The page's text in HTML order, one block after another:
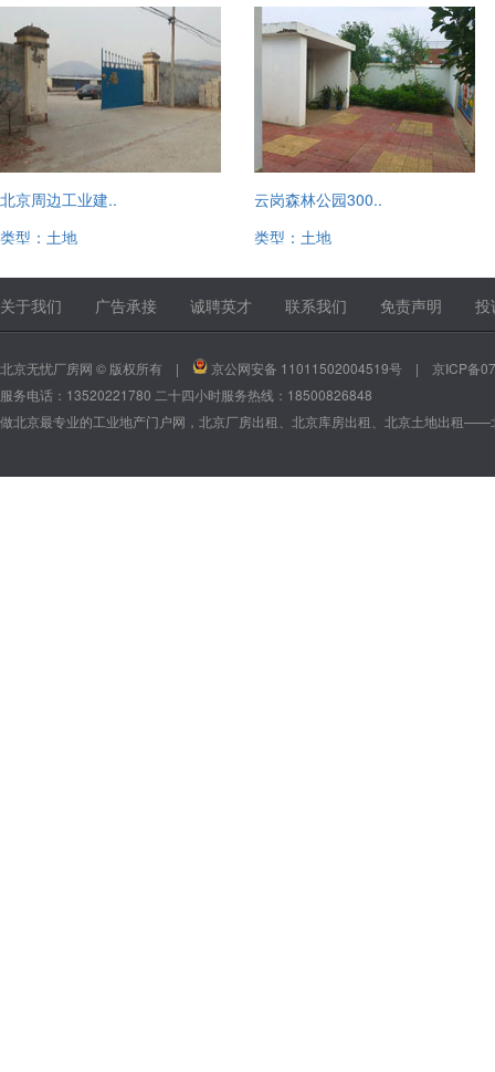
北京周边工业建..
类型：土地
13520221780
云岗森林公园300..
类型：土地
13520221780
关于我们
广告承接 诚聘英才 联系我们 免责声明 投
北京无忧厂房网 © 版权所有 | 京公网安备 11011502004519号 | 京ICP备
服务电话：13520221780 二十四小时服务热线：18500826848
做北京最专业的工业地产门户网，北京厂房出租、北京库房出租、北京土地出租